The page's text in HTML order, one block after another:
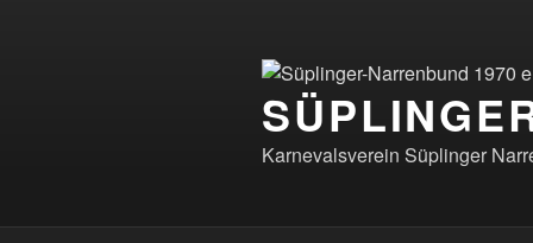
Karnevalsverein Süplinger